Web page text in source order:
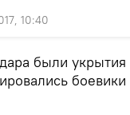
10:40
были